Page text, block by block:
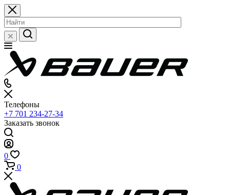
Телефоны
+7 701 234-27-34
Заказать звонок
0
0